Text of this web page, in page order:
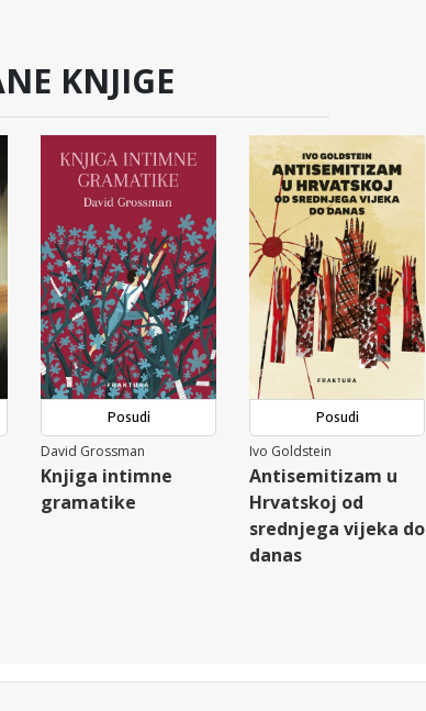
KNJIGE
Posudi
David Grossman
Knjiga intimne
gramatike
Posudi
Ivo Goldstein
Antisemitizam u
Hrvatskoj od
srednjega vijeka do
danas